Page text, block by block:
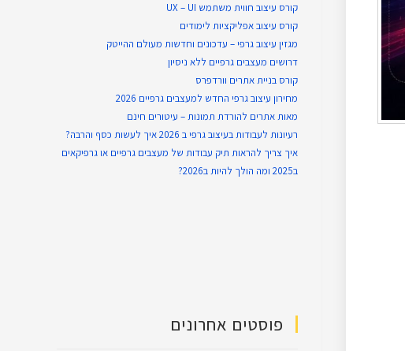
קורס עיצוב חווית משתמש UX – UI
קורס עיצוב אפליקציות לימודים
מגזין עיצוב גרפי – עדכונים וחדשות מעולם ההייטק
דרושים מעצבים גרפיים ללא ניסיון
קורס בניית אתרים וורדפרס
מחירון עיצוב גרפי החדש למעצבים גרפיים 2026
מאות אתרים להורדת תמונות – עיטורים חינם
רעיונות לעבודות בעיצוב גרפי ב 2026 איך לעשות כסף והרבה?
איך צריך להראות תיק עבודות של מעצבים גרפיים או גרפיקאים
ב2025 ומה הולך להיות ב2026?
פוסטים אחרונים